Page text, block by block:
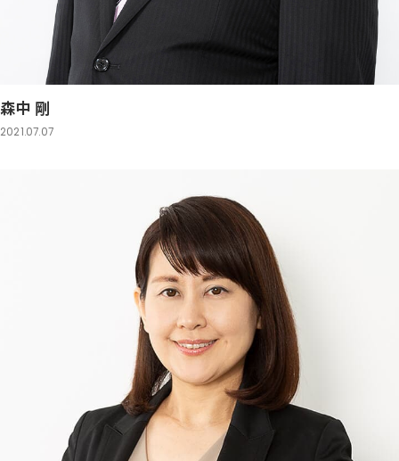
森中 剛
2021.07.07